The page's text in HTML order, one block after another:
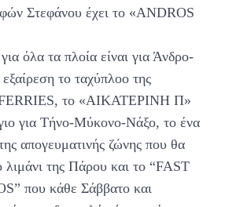
Στεφάνου έχει το «ANDROS
όλα τα πλοία είναι για Άνδρο-
το ταχύπλοο της
το «ΑΙΚΑΤΕΡΙΝΗ Π»
για Τήνο-Μύκονο-Νάξο, το ένα
απογευματινής ζώνης που θα
λιμάνι της Πάρου και το “FAST
που κάθε Σάββατο και